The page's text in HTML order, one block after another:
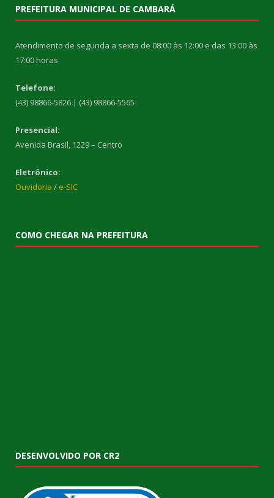
PREFEITURA MUNICIPAL DE CAMBARÁ
Atendimento de segunda a sexta de 08:00 às 12:00 e das 13:00 às
17:00 horas
Telefone:
(43) 98866-5826 | (43) 98866-5565
Presencial:
Avenida Brasil, 1229 – Centro
Eletrônico:
Ouvidoria / e-SIC
COMO CHEGAR NA PREFEITURA
DESENVOLVIDO POR CR2